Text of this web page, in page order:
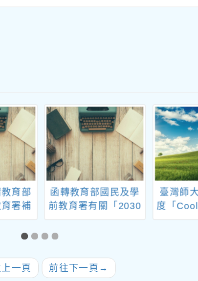
育部
署補
創新
一案
函轉教育部國民及學
前教育署有關「2030
雙語政策─115年本國
籍領域/科目及英語教
班導師遴選簡章一
案，請查照。
臺灣師
度「
說
一頁 前往下一頁 →